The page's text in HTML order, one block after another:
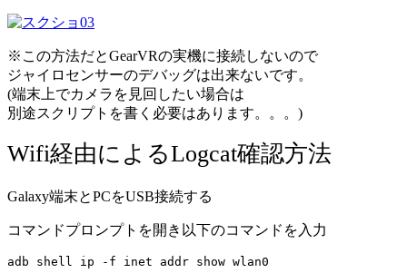
※この方法だとGearVRの実機に接続しないので
ジャイロセンサーのデバッグは出来ないです。
(端末上でカメラを見回したい場合は
別途スクリプトを書く必要はあります。。。)
Wifi経由によるLogcat確認方法
Galaxy端末とPCをUSB接続する
コマンドプロンプトを開き以下のコマンドを入力
adb shell ip -f inet addr show wlan0